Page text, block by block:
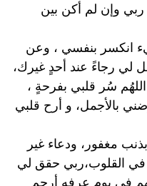
وإن لم أكن بين
انكسر بنفسي ، وعن
لي رجاءً عند أحدٍ غيرك،
سُر قلبي بفرحةٍ ،
بالأجمل، و أرح قلبي
مغفور، ودعاء غير
في القلوب،ربي حقق لي
في يوم عرفه أرحم